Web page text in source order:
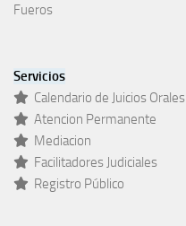
Fueros
Servicios
Calendario de Juicios Orales
Atencion Permanente
Mediacion
Facilitadores Judiciales
Registro Público